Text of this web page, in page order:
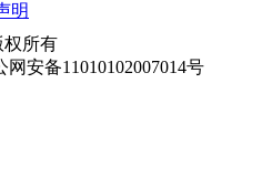
明
权所有
网安备11010102007014号